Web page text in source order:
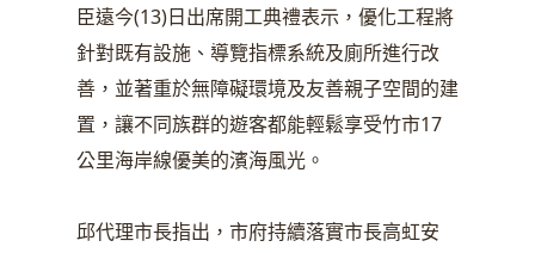
臣遠今(13)日出席開工典禮表示，優化工程將
針對既有設施、導覽指標系統及廁所進行改
善，並著重於無障礙環境及友善親子空間的建
置，讓不同族群的遊客都能輕鬆享受竹市17
公里海岸線優美的濱海風光。
邱代理市長指出，市府持續落實市長高虹安